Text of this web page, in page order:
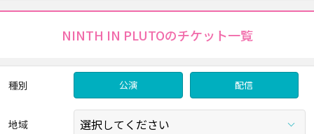
NINTH IN PLUTOのチケット一覧
種別 公演 配信
地域